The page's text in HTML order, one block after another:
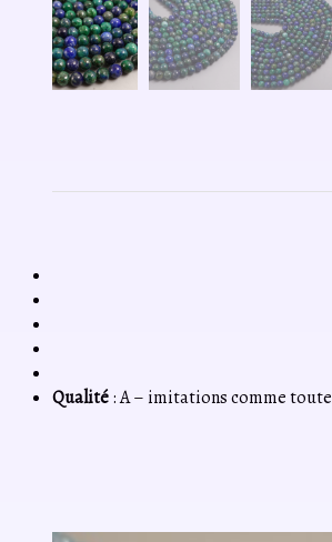
Qualité: A – imitations comme